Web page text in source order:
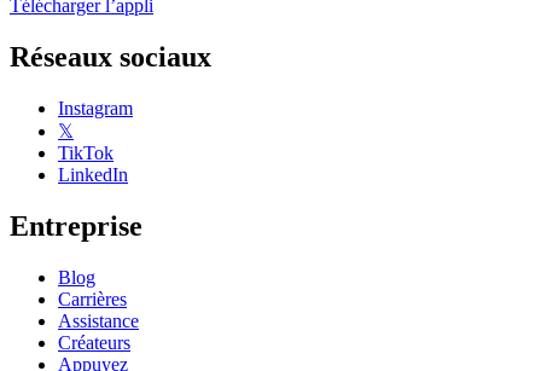
Télécharger l’appli
Réseaux sociaux
Instagram
𝕏
TikTok
LinkedIn
Entreprise
Blog
Carrières
Assistance
Créateurs
Appuyez